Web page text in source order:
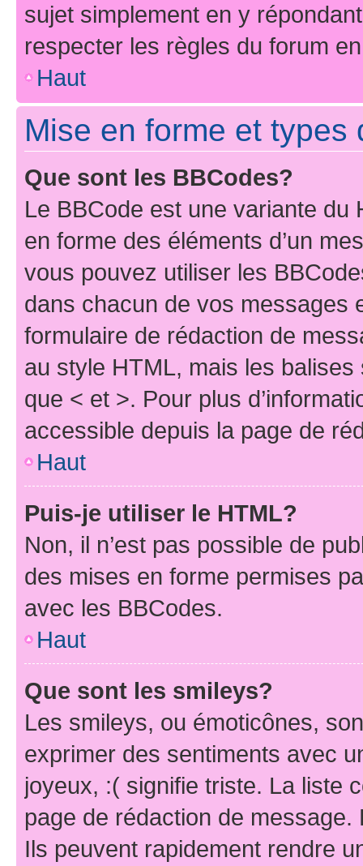
sujet simplement en y
respecter les règles du forum
Haut
Mise en forme et types
Que sont les BBCodes?
Le BBCode est une variante du
en forme des éléments d’un
vous pouvez utiliser les
dans chacun de vos messages
formulaire de rédaction de
au style HTML, mais les
que < et >. Pour plus
accessible depuis la page de
Haut
Puis-je utiliser le HTML?
Non, il n’est pas possible de
des mises en forme permises
avec les BBCodes.
Haut
Que sont les smileys?
Les smileys, ou émoticônes,
exprimer des sentiments avec
joyeux, :( signifie triste. La liste
page de rédaction de
Ils peuvent rapidement rendre